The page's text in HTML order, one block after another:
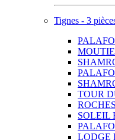
Tignes - 3
TOUR
SOLEIL
LODGE